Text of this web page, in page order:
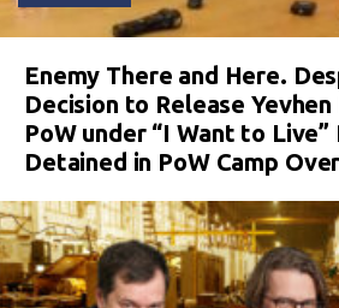
Enemy There and Here.
Decision to Release Yevhen
PoW under “I Want to
Detained in PoW Camp